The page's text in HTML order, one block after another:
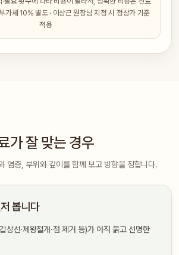
가세 10% 별도 · 이상근 원장님 지정 시 정상가 기준
적용
가 잘 맞는 경우
염증, 부위와 깊이를 함께 보고 방향을 정합니다.
봅니다
상선·제왕절개·점 제거 등)가 아직 붉고 선명한